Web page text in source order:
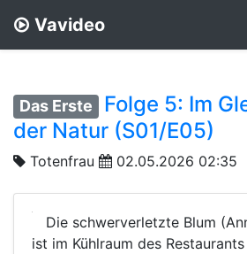
Vavideo
Das Erste
Folge 5: Im
der Natur (S01/E05)
Totenfrau 02.05.2026 02:35
Die schwerverletzte Blum
ist im Kühlraum des